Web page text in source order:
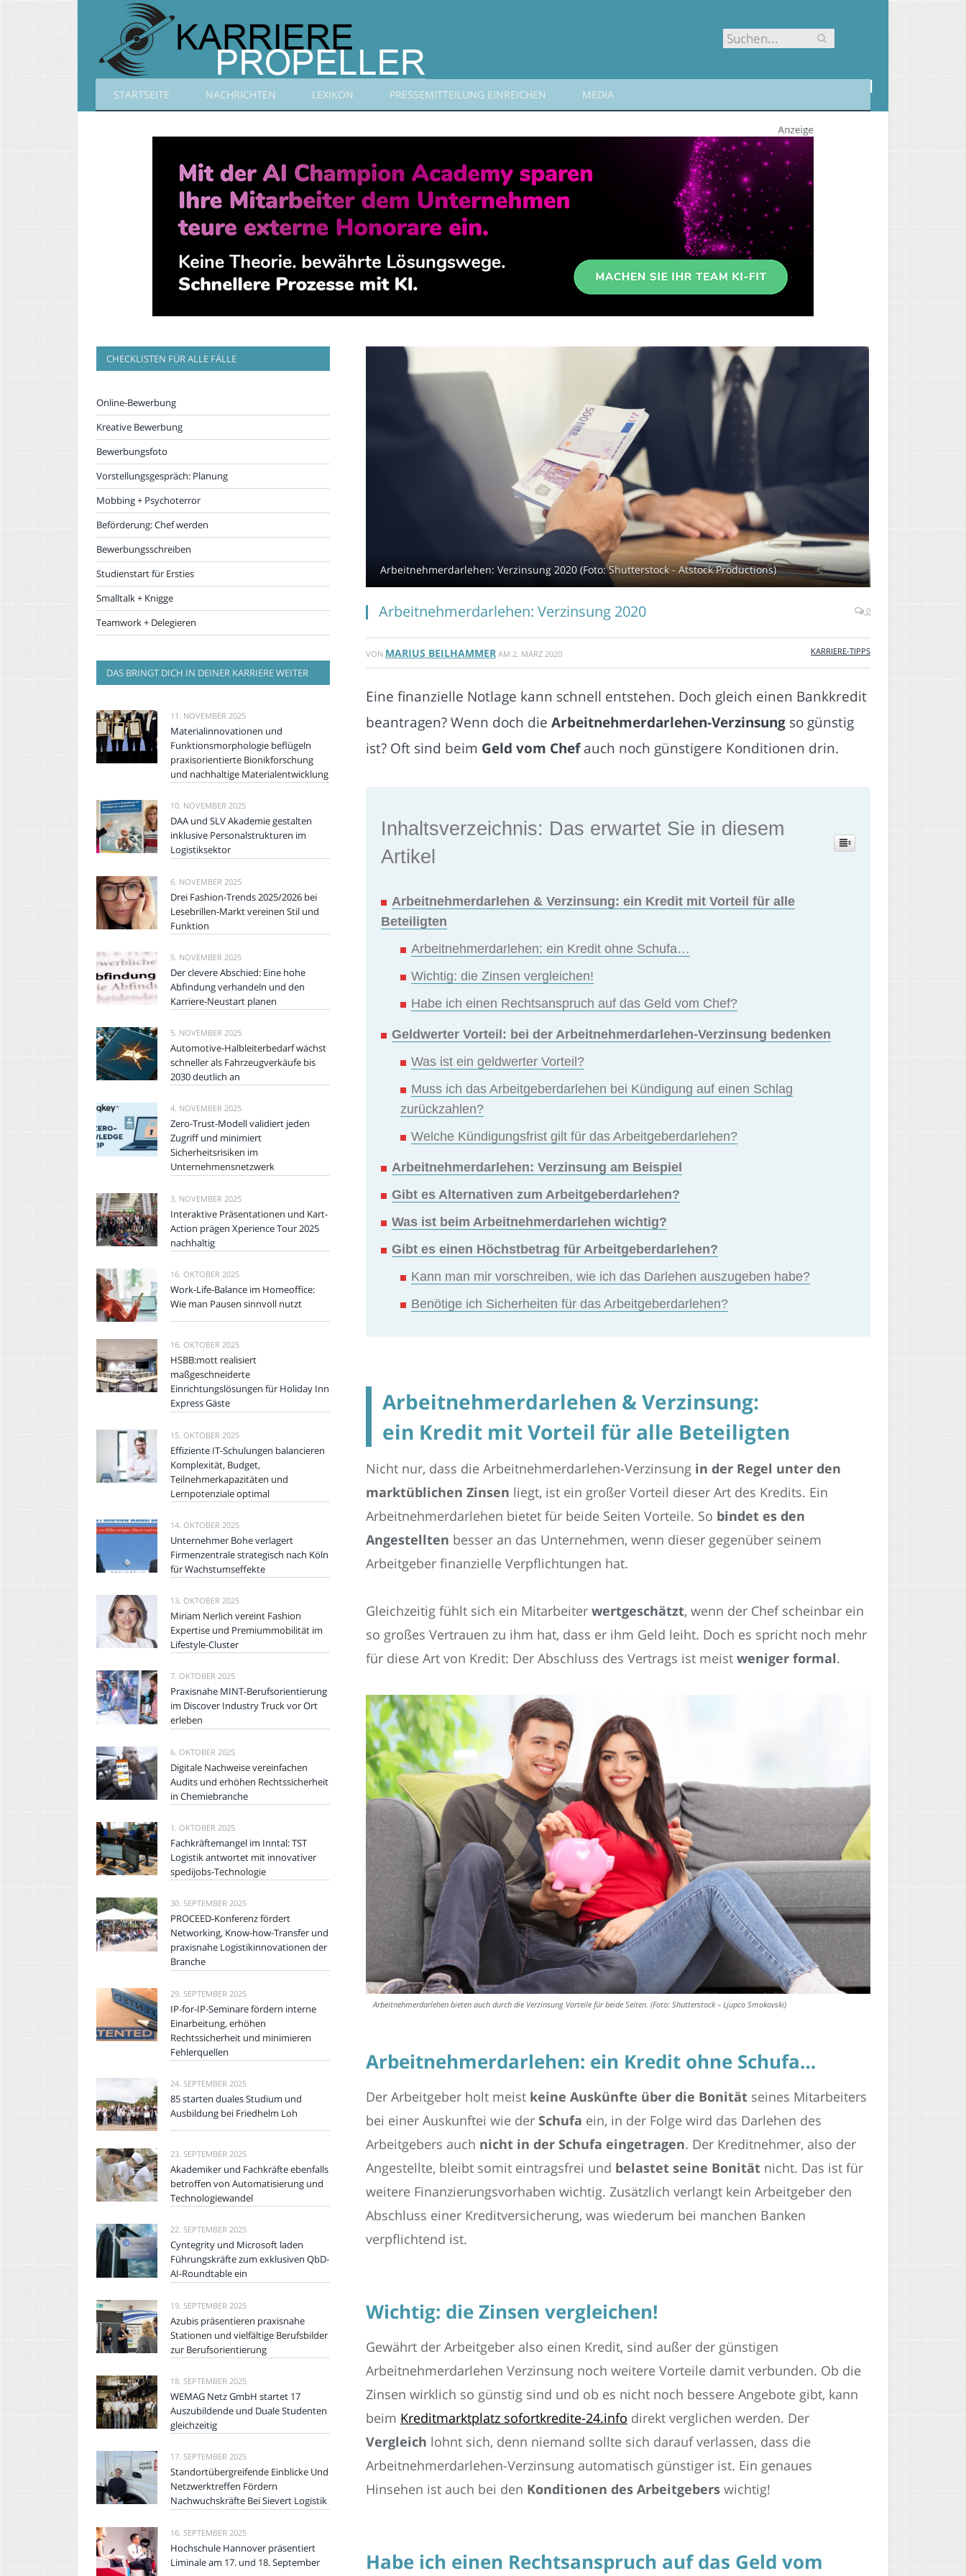
Karrierepropeller
STARTSEITE NACHRICHTEN LEXIKON PRESSEMITTEILUNG EINREICHEN MEDIA
Arbeitnehmerdarlehen: Verzinsung 2020 (Foto: Shutterstock - Atstock Productions)
Arbeitnehmerdarlehen: Verzinsung 2020 0
VON MARIUS BEILHAMMER AM 2. MÄRZ 2020 KARRIERE-TIPPS
Eine finanzielle Notlage kann schnell entstehen. Doch gleich einen Bankkredit
beantragen? Wenn doch die Arbeitnehmerdarlehen-Verzinsung so günstig
ist? Oft sind beim Geld vom Chefauch noch günstigere Konditionen drin.
Inhaltsverzeichnis: Das erwartet Sie in diesem
Artikel
Arbeitnehmerdarlehen & Verzinsung: ein Kredit mit Vorteil für alle
Beteiligten
Arbeitnehmerdarlehen: ein Kredit ohne Schufa…
Wichtig: die Zinsen vergleichen!
Habe ich einen Rechtsanspruch auf das Geld vom Chef?
Geldwerter Vorteil: bei der Arbeitnehmerdarlehen-Verzinsung bedenken
Was ist ein geldwerter Vorteil?
Muss ich das Arbeitgeberdarlehen bei Kündigung auf einen Schlag
zurückzahlen?
Welche Kündigungsfrist gilt für das Arbeitgeberdarlehen?
Arbeitnehmerdarlehen: Verzinsung am Beispiel
Gibt es Alternativen zum Arbeitgeberdarlehen?
Was ist beim Arbeitnehmerdarlehen wichtig?
Gibt es einen Höchstbetrag für Arbeitgeberdarlehen?
Kann man mir vorschreiben, wie ich das Darlehen auszugeben habe?
Benötige ich Sicherheiten für das Arbeitgeberdarlehen?
Arbeitnehmerdarlehen & Verzinsung:
ein Kredit mit Vorteil für alle Beteiligten
Nicht nur, dass die Arbeitnehmerdarlehen-Verzinsung in der Regel unter den
marktüblichen Zinsen liegt, ist ein großer Vorteil dieser Art des Kredits. Ein
Arbeitnehmerdarlehen bietet für beide Seiten Vorteile. So bindet es den
Angestellten besser an das Unternehmen, wenn dieser gegenüber seinem
Arbeitgeber finanzielle Verpflichtungen hat.
Gleichzeitig fühlt sich ein Mitarbeiter wertgeschätzt, wenn der Chef scheinbar ein
so großes Vertrauen zu ihm hat, dass er ihm Geld leiht. Doch es spricht noch mehr
für diese Art von Kredit: Der Abschluss des Vertrags ist meist weniger formal.
Arbeitnehmerdarlehen bieten auch durch die Verzinsung Vorteile für beide Seiten. (Foto: Shutterstock – Ljupco Smokovski)
Arbeitnehmerdarlehen: ein Kredit ohne Schufa…
Der Arbeitgeber holt meist keine Auskünfte über die Bonität seines Mitarbeiters
bei einer Auskunftei wie der Schufa ein, in der Folge wird das Darlehen des
Arbeitgebers auch nicht in der Schufa eingetragen. Der Kreditnehmer, also der
Angestellte, bleibt somit eintragsfrei und belastet seine Bonität nicht. Das ist für
weitere Finanzierungsvorhaben wichtig. Zusätzlich verlangt kein Arbeitgeber den
Abschluss einer Kreditversicherung, was wiederum bei manchen Banken
verpflichtend ist.
Wichtig: die Zinsen vergleichen!
Gewährt der Arbeitgeber also einen Kredit, sind außer der günstigen
Arbeitnehmerdarlehen Verzinsung noch weitere Vorteile damit verbunden. Ob die
Zinsen wirklich so günstig sind und ob es nicht noch bessere Angebote gibt, kann
beim Kreditmarktplatz sofortkredite-24.info direkt verglichen werden. Der
Vergleich lohnt sich, denn niemand sollte sich darauf verlassen, dass die
Arbeitnehmerdarlehen-Verzinsung automatisch günstiger ist. Ein genaues
Hinsehen ist auch bei den Konditionen des Arbeitgebers wichtig!
Habe ich einen Rechtsanspruch auf das Geld vom
CHECKLISTEN FÜR ALLE FÄLLE
Online-Bewerbung
Kreative Bewerbung
Bewerbungsfoto
Vorstellungsgespräch: Planung
Mobbing + Psychoterror
Beförderung: Chef werden
Bewerbungsschreiben
Studienstart für Ersties
Smalltalk + Knigge
Teamwork + Delegieren
DAS BRINGT DICH IN DEINER KARRIERE WEITER
11. NOVEMBER 2025
Materialinnovationen und
Funktionsmorphologie beflügeln
praxisorientierte Bionikforschung
und nachhaltige Materialentwicklung
10. NOVEMBER 2025
DAA und SLV Akademie gestalten
inklusive Personalstrukturen im
Logistiksektor
6. NOVEMBER 2025
Drei Fashion-Trends 2025/2026 bei
Lesebrillen-Markt vereinen Stil und
Funktion
5. NOVEMBER 2025
Der clevere Abschied: Eine hohe
Abfindung verhandeln und den
Karriere-Neustart planen
5. NOVEMBER 2025
Automotive-Halbleiterbedarf wächst
schneller als Fahrzeugverkäufe bis
2030 deutlich an
4. NOVEMBER 2025
Zero-Trust-Modell validiert jeden
Zugriff und minimiert
Sicherheitsrisiken im
Unternehmensnetzwerk
3. NOVEMBER 2025
Interaktive Präsentationen und Kart-
Action prägen Xperience Tour 2025
nachhaltig
16. OKTOBER 2025
Work-Life-Balance im Homeoffice:
Wie man Pausen sinnvoll nutzt
16. OKTOBER 2025
HSBB:mott realisiert
maßgeschneiderte
Einrichtungslösungen für Holiday Inn
Express Gäste
15. OKTOBER 2025
Effiziente IT-Schulungen balancieren
Komplexität, Budget,
Teilnehmerkapazitäten und
Lernpotenziale optimal
14. OKTOBER 2025
Unternehmer Bohe verlagert
Firmenzentrale strategisch nach Köln
für Wachstumseffekte
13. OKTOBER 2025
Miriam Nerlich vereint Fashion
Expertise und Premiummobilität im
Lifestyle-Cluster
7. OKTOBER 2025
Praxisnahe MINT-Berufsorientierung
im Discover Industry Truck vor Ort
erleben
6. OKTOBER 2025
Digitale Nachweise vereinfachen
Audits und erhöhen Rechtssicherheit
in Chemiebranche
1. OKTOBER 2025
Fachkräftemangel im Inntal: TST
Logistik antwortet mit innovativer
spedijobs-Technologie
30. SEPTEMBER 2025
PROCEED-Konferenz fördert
Networking, Know-how-Transfer und
praxisnahe Logistikinnovationen der
Branche
29. SEPTEMBER 2025
IP-for-IP-Seminare fördern interne
Einarbeitung, erhöhen
Rechtssicherheit und minimieren
Fehlerquellen
24. SEPTEMBER 2025
85 starten duales Studium und
Ausbildung bei Friedhelm Loh
23. SEPTEMBER 2025
Akademiker und Fachkräfte ebenfalls
betroffen von Automatisierung und
Technologiewandel
22. SEPTEMBER 2025
Cyntegrity und Microsoft laden
Führungskräfte zum exklusiven QbD-
AI-Roundtable ein
19. SEPTEMBER 2025
Azubis präsentieren praxisnahe
Stationen und vielfältige Berufsbilder
zur Berufsorientierung
18. SEPTEMBER 2025
WEMAG Netz GmbH startet 17
Auszubildende und Duale Studenten
gleichzeitig
17. SEPTEMBER 2025
Standortübergreifende Einblicke Und
Netzwerktreffen Fördern
Nachwuchskräfte Bei Sievert Logistik
16. SEPTEMBER 2025
Hochschule Hannover präsentiert
Liminale am 17. und 18. September